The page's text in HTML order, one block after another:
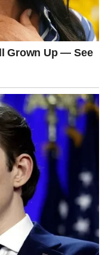
vikenda mogla bi
možete